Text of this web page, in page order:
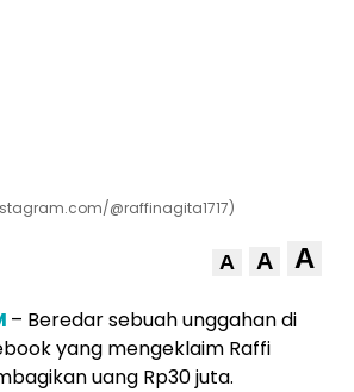
@raffinagita1717)
A A A
– Beredar sebuah unggahan di
yang mengeklaim Raffi
uang Rp30 juta.